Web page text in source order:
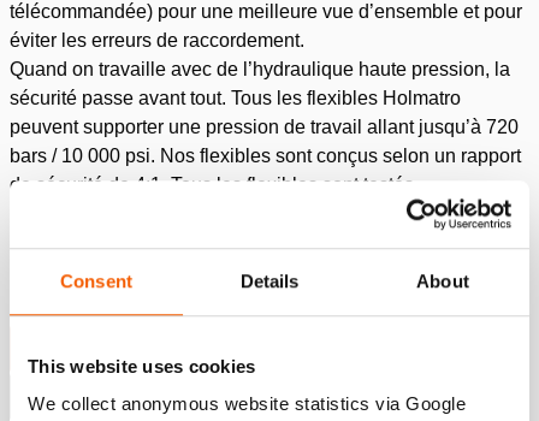
Consent Details About
This website uses cookies
We collect anonymous website statistics via Google
télécommandée) pour une meilleure vue d’ensemble et pour
éviter les erreurs de raccordement.
Quand on travaille avec de l’hydraulique haute pression, la
sécurité passe avant tout. Tous les flexibles Holmatro
peuvent supporter une pression de travail allant jusqu’à 720
bars / 10 000 psi. Nos flexibles sont conçus selon un rapport
de sécurité de 4:1. Tous les flexibles sont testés
individuellement pendant le processus de production.
Les fl...
En savoir plus
Demander une démo